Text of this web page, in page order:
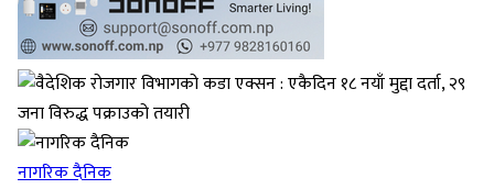
नागरिक दैनिक